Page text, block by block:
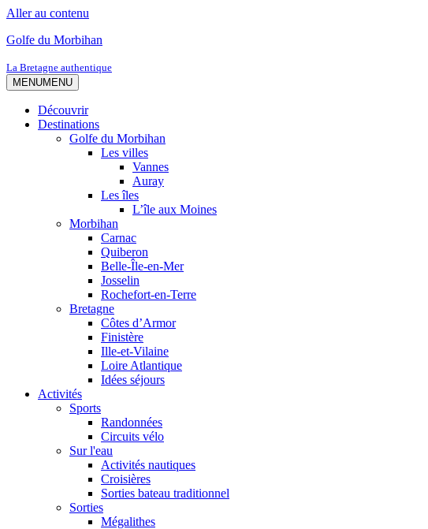
Aller au contenu
Golfe du Morbihan
La Bretagne authentique
MENUMENU
Découvrir
Destinations
Golfe du Morbihan
Les villes
Vannes
Auray
Les îles
L’île aux Moines
Morbihan
Carnac
Quiberon
Belle-Île-en-Mer
Josselin
Rochefort-en-Terre
Bretagne
Côtes d’Armor
Finistère
Ille-et-Vilaine
Loire Atlantique
Idées séjours
Activités
Sports
Randonnées
Circuits vélo
Sur l'eau
Activités nautiques
Croisières
Sorties bateau traditionnel
Sorties
Mégalithes